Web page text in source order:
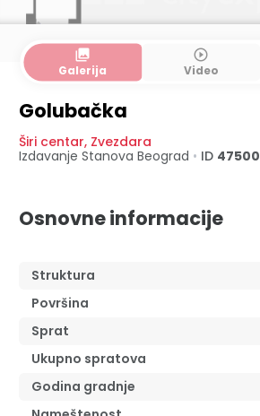
collections
Galerija
play_circle_outline
Video
Golubačka
Širi centar, Zvezdara
Izdavanje Stanova Beograd • ID 47500
Osnovne informacije
Struktura
Površina
Sprat
Ukupno spratova
Godina gradnje